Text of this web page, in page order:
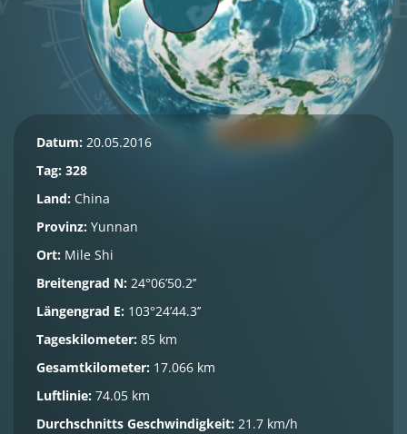
Datum: 20.05.2016
Tag: 328
Land: China
Provinz: Yunnan
Ort: Mile Shi
Breitengrad N: 24°06’50.2’’
Längengrad E: 103°24’44.3’’
Tageskilometer: 85 km
Gesamtkilometer: 17.066 km
Luftlinie: 74.05 km
Durchschnitts Geschwindigkeit: 21.7 km/h